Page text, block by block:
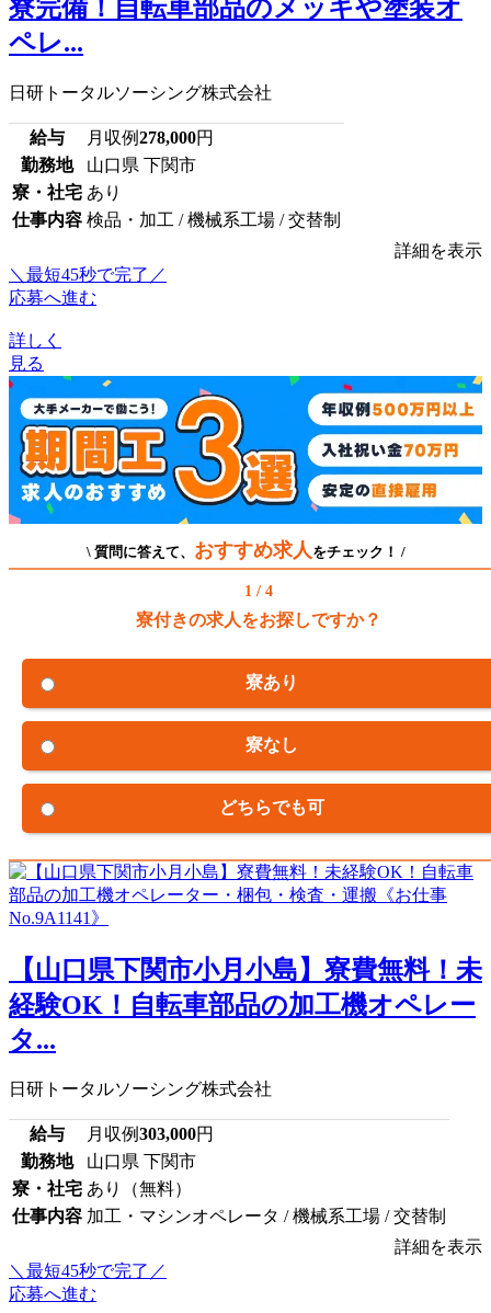
寮完備！自転車部品のメッキや塗装オ
ペレ...
日研トータルソーシング株式会社
給与 月収例278,000円
勤務地
山口県 下関市
寮・社宅 あり
仕事内容 検品・加工 / 機械系工場 / 交替制
詳細を表示
＼最短45秒で完了／
応募へ進む
詳しく
見る
\ 質問に答えて、 おすすめ求人 をチェック！ /
1 / 4
寮付きの求人をお探しですか？
寮あり
寮なし
どちらでも可
【山口県下関市小月小島】寮費無料！未
経験OK！自転車部品の加工機オペレー
タ...
日研トータルソーシング株式会社
給与 月収例303,000円
勤務地
山口県 下関市
寮・社宅 あり（無料）
仕事内容 加工・マシンオペレータ / 機械系工場 / 交替制
詳細を表示
＼最短45秒で完了／
応募へ進む